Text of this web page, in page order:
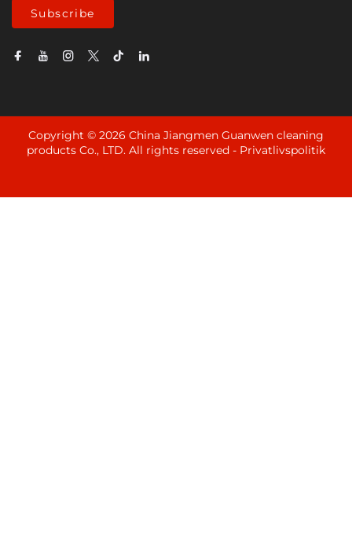
Subscribe
Copyright © 2026 China Jiangmen Guanwen cleaning
products Co., LTD. All rights reserved - Privatlivspolitik